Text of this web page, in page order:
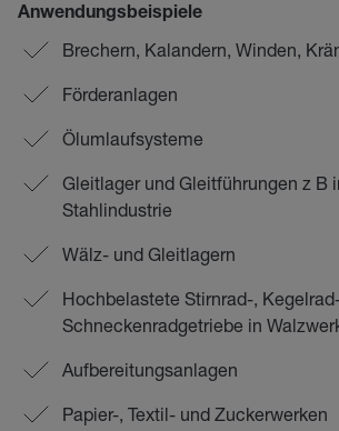
Anwendungsbeispiele
Brechern, Kalandern, Winden,
Förderanlagen
Ölumlaufsysteme
Gleitlager und Gleitführungen z B
Stahlindustrie
Wälz- und Gleitlagern
Hochbelastete Stirnrad-,
Schneckenradgetriebe in
Aufbereitungsanlagen
Papier-, Textil- und Zuckerwerken